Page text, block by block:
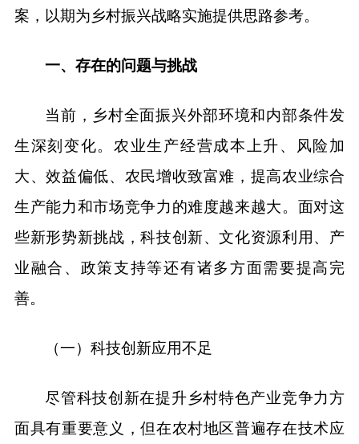
案，以期为乡村振兴战略实施提供思路参考。
一、存在的问题与挑战
当前，乡村全面振兴外部环境和内部条件发
生深刻变化。农业生产经营成本上升、风险加
大、效益偏低、农民增收致富难，提高农业综合
生产能力和市场竞争力的难度越来越大。面对这
些新形势新挑战，科技创新、文化资源利用、产
业融合、政策支持等还有诸多方面需要提高完
善。
（一）科技创新应用不足
尽管科技创新在提升乡村特色产业竞争力方
面具有重要意义，但在农村地区普遍存在技术应